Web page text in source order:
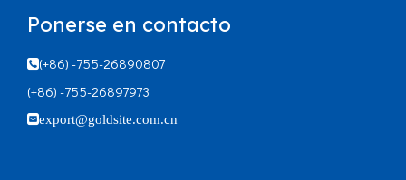
Ponerse en contacto
(+86) -755-26890807
(+86) -755-26897973
export@goldsite.com.cn